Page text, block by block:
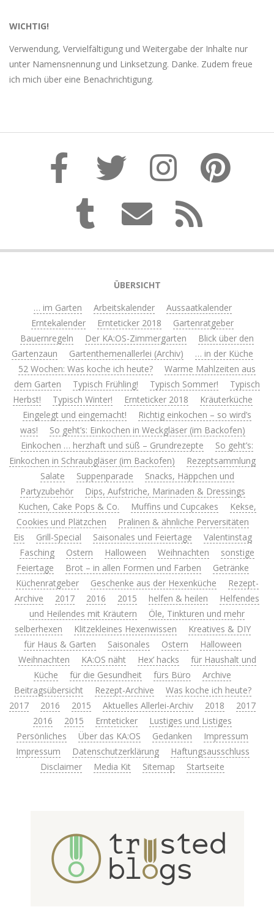
WICHTIG!
Verwendung, Vervielfältigung und Weitergabe der Inhalte nur
unter Namensnennung und Linksetzung. Danke. Zudem freue
ich mich über eine Benachrichtigung.
ÜBERSICHT
… im Garten
Arbeitskalender
Aussaatkalender
Erntekalender
Ernteticker 2018
Gartenratgeber
Bauernregeln
Der KA:OS-Zimmergarten
Blick über den
Gartenzaun
Gartenthemenallerlei (Archiv)
… in der Küche
52 Wochen: Was koche ich heute?
Warme Mahlzeiten aus
dem Garten
Typisch Frühling! Typisch Sommer!
Typisch
Herbst!
Typisch Winter! Ernteticker 2018
Kräuterküche
Eingelegt und eingemacht!
Richtig einkochen – so wird’s
was!
So geht’s: Einkochen in Weckgläser (im Backofen)
Einkochen … herzhaft und süß – Grundrezepte
So geht’s:
Einkochen in Schraubgläser (im Backofen)
Rezeptsammlung
Salate
Suppenparade
Snacks, Häppchen und
Partyzubehör
Dips, Aufstriche, Marinaden & Dressings
Kuchen, Cake Pops & Co.
Muffins und Cupcakes
Kekse,
Cookies und Plätzchen
Pralinen & ähnliche Perversitäten
Eis
Grill-Special Saisonales und Feiertage
Valentinstag
Fasching
Ostern Halloween Weihnachten
sonstige
Feiertage
Brot – in allen Formen und Farben
Getränke
Küchenratgeber
Geschenke aus der Hexenküche
Rezept-
Archive
2017 2016 2015 helfen & heilen
Helfendes
und Heilendes mit Kräutern
Öle, Tinkturen und mehr
selberhexen
Klitzekleines Hexenwissen
Kreatives & DIY
für Haus & Garten
Saisonales Ostern
Halloween
Weihnachten
KA:OS näht Hex’ hacks
für Haushalt und
Küche
für die Gesundheit fürs Büro
Archive
Beitragsübersicht
Rezept-Archive
Was koche ich heute?
2017
2016 2015 Aktuelles Allerlei-Archiv 2018
2017
2016
2015 Ernteticker
Lustiges und Listiges
Persönliches
Über das KA:OS Gedanken
Impressum
Impressum
Datenschutzerklärung
Haftungsausschluss
Disclaimer
Media Kit Sitemap Startseite